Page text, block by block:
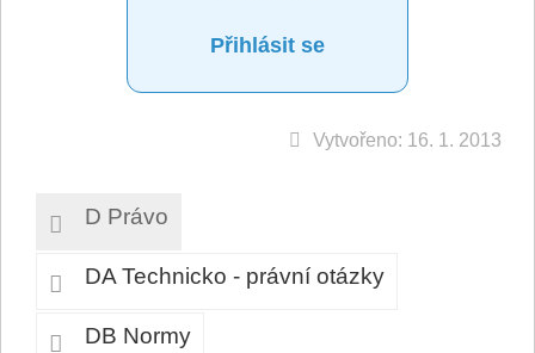
Přihlásit se
Vytvořeno: 16. 1. 2013
D Právo
DA Technicko - právní otázky
DB Normy